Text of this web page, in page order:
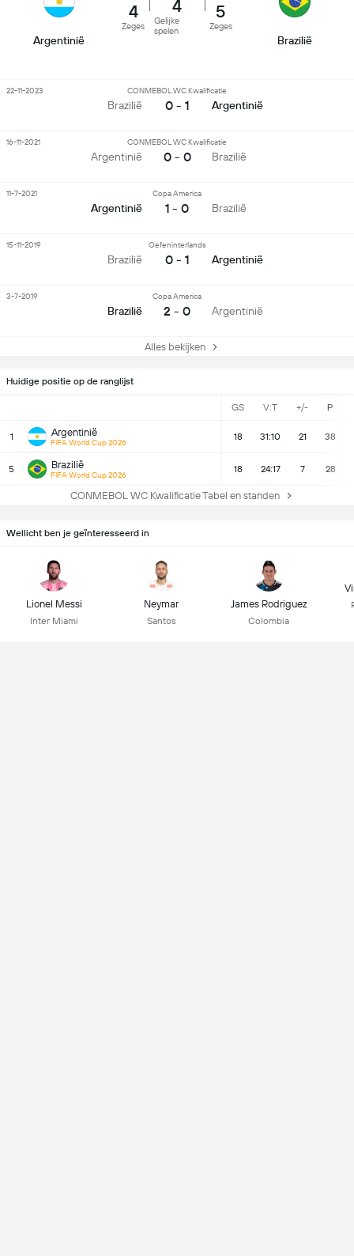
Huidige positie op de ranglijst
GS V:T +/- P
1 Argentinië
FIFA World Cup 2026
18 31:10 21 38
5 Brazilië
FIFA World Cup 2026
18 24:17 7 28
CONMEBOL WC Kwalificatie Tabel en standen
Argentinië
4
Zeges
4
Gelijke
spelen
5
Zeges
Brazilië
Brazilië
CONMEBOL WC Kwalificatie
0 - 1 Argentinië
22-11-2023
Argentinië
CONMEBOL WC Kwalificatie
0 - 0 Brazilië
16-11-2021
Argentinië
Copa America
1 - 0 Brazilië
11-7-2021
Brazilië
Oefeninterlands
0 - 1 Argentinië
15-11-2019
Brazilië
Copa America
2 - 0 Argentinië
3-7-2019
Alles bekijken
Wellicht ben je geïnteresseerd in
Lionel Messi
Inter Miami
Neymar
Santos
James Rodriguez
Colombia